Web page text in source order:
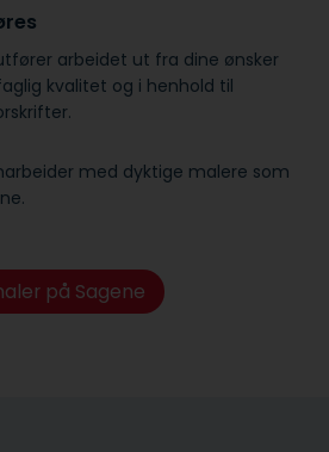
arbeidet ut fra dine ønsker
kvalitet og i henhold til
med dyktige malere som
på Sagene